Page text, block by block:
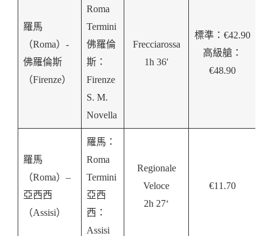
羅馬
（Roma）-
佛羅倫斯
（Firenze）
Roma
Termini
佛羅倫
斯：
Firenze
S. M.
Novella
Frecciarossa
1h 36′
標準：€42.90
高級艙：
€48.90
羅馬
（Roma） –
亞西西
（Assisi）
羅馬：
Roma
Termini
亞西
西：
Assisi
Regionale
Veloce
2h 27‘
€11.70